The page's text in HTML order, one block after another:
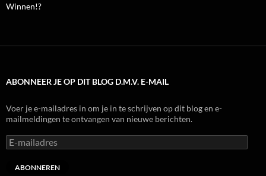
Winnen!?
ABONNEER JE OP DIT BLOG D.M.V. E-MAIL
Voer je e-mailadres in om je in te schrijven op dit blog en e-
mailmeldingen te ontvangen van nieuwe berichten.
E-
mailadres
ABONNEREN